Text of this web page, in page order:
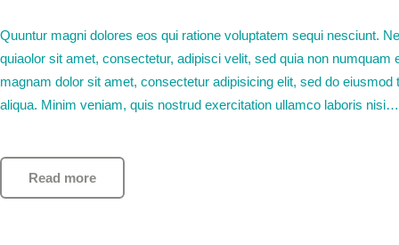
Quuntur magni dolores eos qui ratione voluptatem sequi nesciunt.
quiaolor sit amet, consectetur, adipisci velit, sed quia non numquam
magnam dolor sit amet, consectetur adipisicing elit, sed do
aliqua. Minim veniam, quis nostrud exercitation ullamco laboris nisi…
Read more